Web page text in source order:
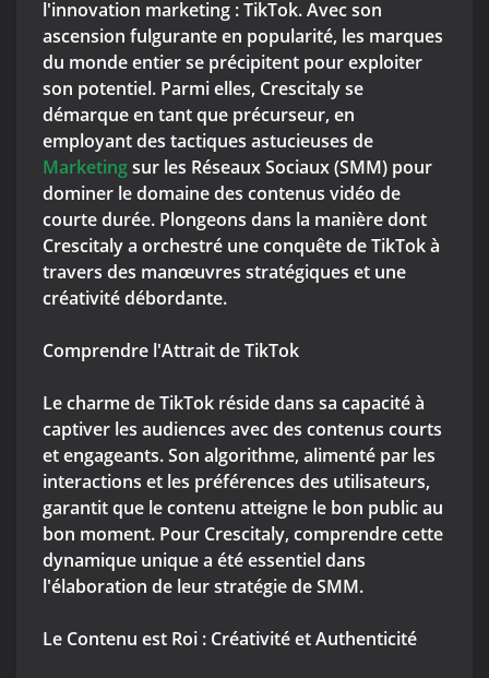
l'innovation marketing : TikTok. Avec son
ascension fulgurante en popularité, les marques
du monde entier se précipitent pour exploiter
son potentiel. Parmi elles, Crescitaly se
démarque en tant que précurseur, en
employant des tactiques astucieuses de
Marketingsur les Réseaux Sociaux (SMM) pour
dominer le domaine des contenus vidéo de
courte durée. Plongeons dans la manière dont
Crescitaly a orchestré une conquête de TikTok à
travers des manœuvres stratégiques et une
créativité débordante.
Comprendre l'Attrait de TikTok
Le charme de TikTok réside dans sa capacité à
captiver les audiences avec des contenus courts
et engageants. Son algorithme, alimenté par les
interactions et les préférences des utilisateurs,
garantit que le contenu atteigne le bon public au
bon moment. Pour Crescitaly, comprendre cette
dynamique unique a été essentiel dans
l'élaboration de leur stratégie de SMM.
Le Contenu est Roi : Créativité et Authenticité